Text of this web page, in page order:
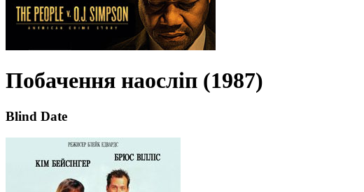
Побачення наосліп (1987)
Blind Date